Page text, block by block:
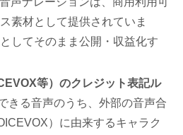
素材として提供されていま
してそのまま公開・収益化す
等）のクレジット表記ル
きる音声のうち、外部の音声合
）に由来するキャラク